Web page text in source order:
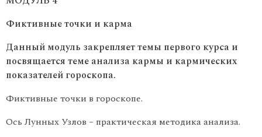
Фиктивные точки и карма
Данный модуль закрепляет темы первого курса и
посвящается теме анализа кармы и кармических
показателей гороскопа.
Фиктивные точки в гороскопе.
Ось Лунных Узлов – практическая методика анализа.